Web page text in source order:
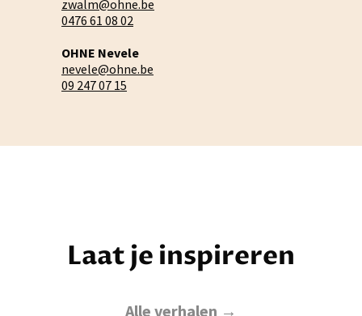
zwalm@ohne.be
0476 61 08 02
OHNE Nevele
nevele@ohne.be
09 247 07 15
Laat je inspireren
Alle verhalen →